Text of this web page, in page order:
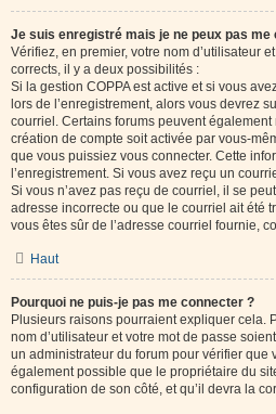
Je suis enregistré mais je ne peux pas me
Vérifiez, en premier, votre nom d’utilisateur
corrects, il y a deux possibilités :
Si la gestion COPPA est active et si vous
lors de l’enregistrement, alors vous devrez
courriel. Certains forums peuvent
création de compte soit activée par vous-
que vous puissiez vous connecter. Cette
l’enregistrement. Si vous avez reçu un
Si vous n’avez pas reçu de courriel, il se
adresse incorrecte ou que le courriel ait été
vous êtes sûr de l’adresse courriel fournie,
Haut
Pourquoi ne puis-je pas me connecter ?
Plusieurs raisons pourraient expliquer cela.
nom d’utilisateur et votre mot de passe
un administrateur du forum pour vérifier que
également possible que le propriétaire du
configuration de son côté, et qu’il devra la